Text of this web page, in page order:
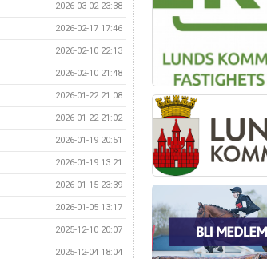
2026-03-02 23:38
2026-02-17 17:46
2026-02-10 22:13
2026-02-10 21:48
2026-01-22 21:08
2026-01-22 21:02
2026-01-19 20:51
2026-01-19 13:21
2026-01-15 23:39
2026-01-05 13:17
2025-12-10 20:07
2025-12-04 18:04